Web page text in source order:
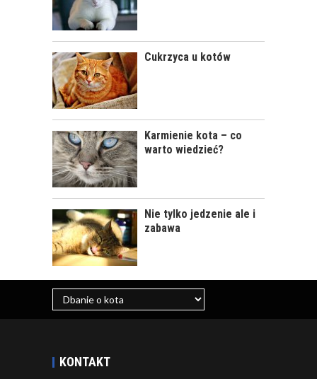
KLESZCZE U KOTÓW
ZATRUCIA U KOTÓW
Cukrzyca u kotów
Karmienie kota – co
warto wiedzieć?
Nie tylko jedzenie ale i
zabawa
KONTAKT